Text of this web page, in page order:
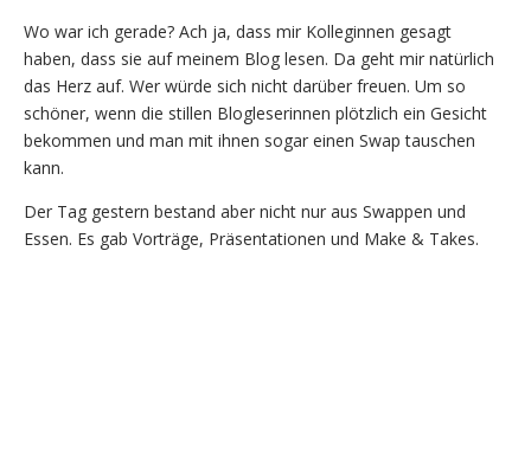
Wo war ich gerade? Ach ja, dass mir Kolleginnen gesagt
haben, dass sie auf meinem Blog lesen. Da geht mir natürlich
das Herz auf. Wer würde sich nicht darüber freuen. Um so
schöner, wenn die stillen Blogleserinnen plötzlich ein Gesicht
bekommen und man mit ihnen sogar einen Swap tauschen
kann.
Der Tag gestern bestand aber nicht nur aus Swappen und
Essen. Es gab Vorträge, Präsentationen und Make & Takes.